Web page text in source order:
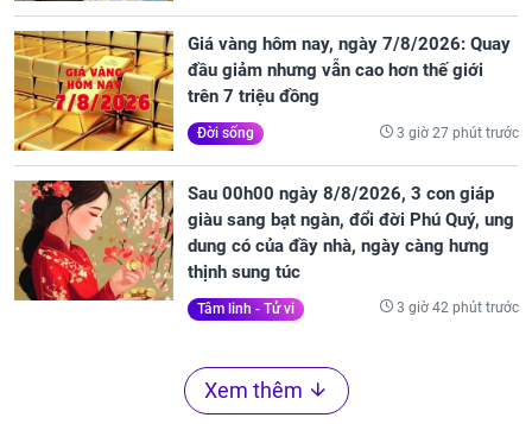
Giá vàng hôm nay, ngày 7/8/2026: Quay
đầu giảm nhưng vẫn cao hơn thế giới
trên 7 triệu đồng
Đời sống 3 giờ 27 phút trước
Sau 00h00 ngày 8/8/2026, 3 con giáp
giàu sang bạt ngàn, đổi đời Phú Quý, ung
dung có của đầy nhà, ngày càng hưng
thịnh sung túc
Tâm linh - Tử vi 3 giờ 42 phút trước
Xem thêm